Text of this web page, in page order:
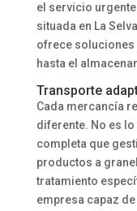
el servicio
situada en La
ofrece soluciones
hasta el
Transporte
Cada mercancía
diferente. No es
completa que
productos a
tratamiento
empresa capaz